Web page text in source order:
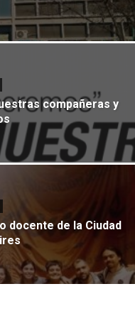
compañeras y
docente de la Ciudad